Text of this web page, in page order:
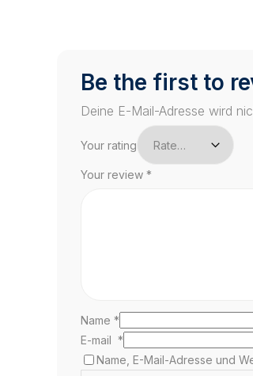
Be the first to
Deine E-Mail-Adresse wird
Your rating
Your review *
Name *
E-mail *
Name, E-Mail-Adresse und